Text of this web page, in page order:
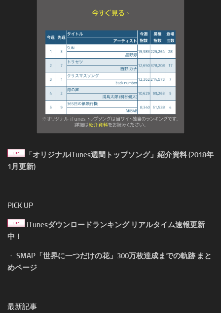
「オリジナルiTunes週間トップソング」紹介資料 (2018年
1月更新)
PICK UP
iTunesダウンロードランキング リアルタイム速報更新
中！
・ SMAP「世界に一つだけの花」300万枚達成までの軌跡 まと
めページ
最新記事